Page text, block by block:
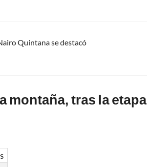
Quintana se destacó
montaña, tras la etapa